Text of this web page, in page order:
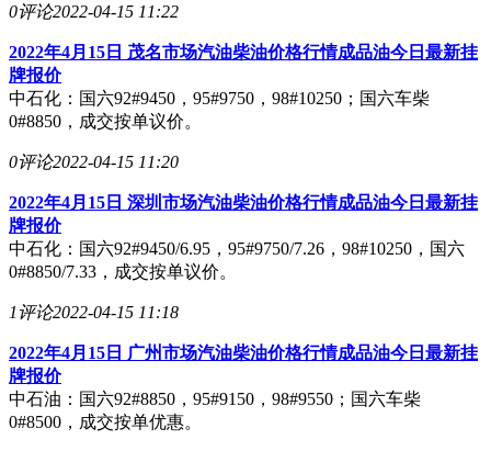
0评论2022-04-15 11:22
2022年4月15日 茂名市场汽油柴油价格行情成品油今日最新挂
牌报价
中石化：国六92#9450，95#9750，98#10250；国六车柴
0#8850，成交按单议价。
0评论2022-04-15 11:20
2022年4月15日 深圳市场汽油柴油价格行情成品油今日最新挂
牌报价
中石化：国六92#9450/6.95，95#9750/7.26，98#10250，国六
0#8850/7.33，成交按单议价。
1评论2022-04-15 11:18
2022年4月15日 广州市场汽油柴油价格行情成品油今日最新挂
牌报价
中石油：国六92#8850，95#9150，98#9550；国六车柴
0#8500，成交按单优惠。